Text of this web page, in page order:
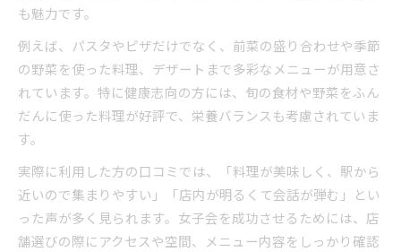
も魅力です。
例えば、パスタやピザだけでなく、前菜の盛り合わせや季節
の野菜を使った料理、デザートまで多彩なメニューが用意さ
れています。特に健康志向の方には、旬の食材や野菜をふん
だんに使った料理が好評で、栄養バランスも考慮されていま
す。
実際に利用した方の口コミでは、「料理が美味しく、駅から
近いので集まりやすい」「店内が明るくて会話が弾む」とい
った声が多く見られます。女子会を成功させるためには、店
舗選びの際にアクセスや空間、メニュー内容をしっかり確認